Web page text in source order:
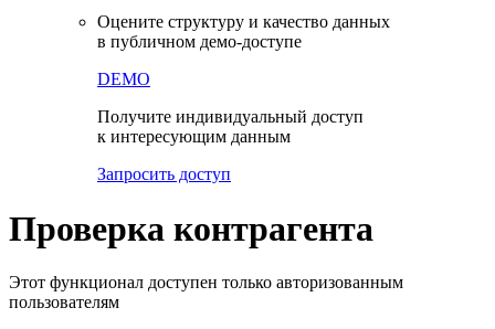
Оцените структуру и качество данных
в публичном демо-доступе
DEMO
Получите индивидуальный доступ
к интересующим данным
Запросить доступ
Проверка контрагента
Этот функционал доступен только авторизованным
пользователям